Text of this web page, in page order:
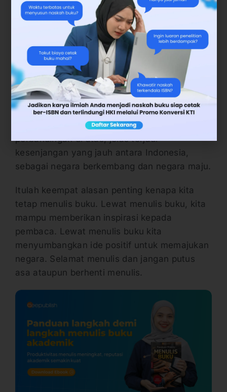
baca 0 judul buku.
Kecilnya minat baca di Indonesia ini
bertolakbelakang dengan minat menonton
televisi. Badan Pusat Statistik (BPS) tahun
2012 penduduk di Indonesia usia 10 tahun ke
atas memiliki minat menonton televisi lebih
besar, yaitu 91,68%. Sebaliknya, kesadaran
membaca, terutama membaca surat kabar,
buku dan majalah hanya 17,66%. Dari
perbandingan di atas, jelas terjadi
kesenjangan yang jauh antara Indonesia,
sebagai negara berkembang dan negara maju.
Itulah keempat alasan penting kenapa kita
tetap menulis buku. Lewat menulis buku, kita
mampu memberikan inspirasi kepada
pembaca. Lewat menulis buku kita
menyumbangkan ide positif untuk memajukan
negara. Selamat menulis dan jangan putus
asa ataupun berhenti menulis.